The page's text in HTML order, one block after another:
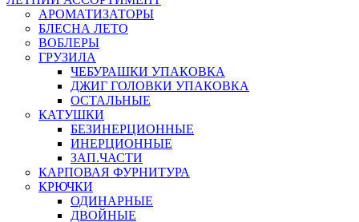
АРОМАТИЗАТОРЫ
БЛЕСНА ЛЕТО
ВОБЛЕРЫ
ГРУЗИЛА
ЧЕБУРАШКИ УПАКОВКА
ДЖИГ ГОЛОВКИ УПАКОВКА
ОСТАЛЬНЫЕ
КАТУШКИ
БЕЗИНЕРЦИОННЫЕ
ИНЕРЦИОННЫЕ
ЗАП.ЧАСТИ
КАРПОВАЯ ФУРНИТУРА
КРЮЧКИ
ОДИНАРНЫЕ
ДВОЙНЫЕ